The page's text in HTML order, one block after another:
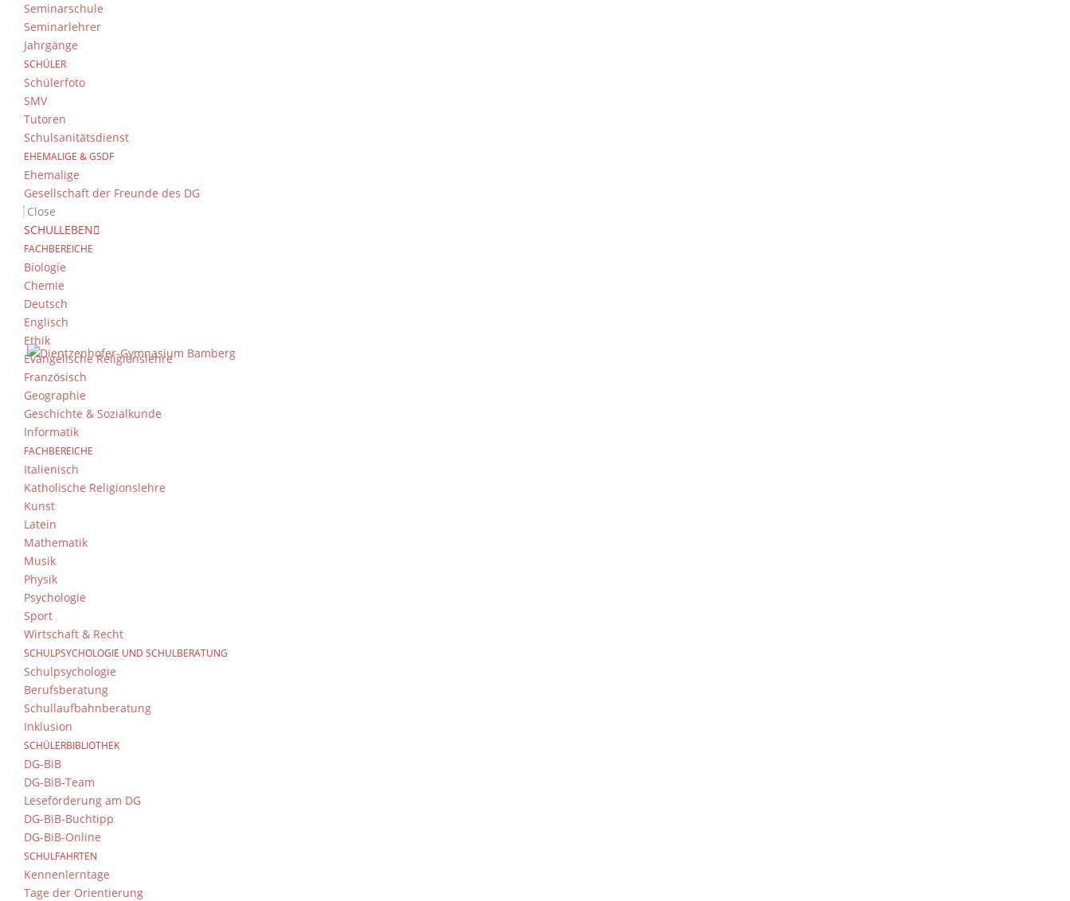
Seminarschule
Seminarlehrer
Jahrgänge
SCHÜLER
Schülerfoto
SMV
Tutoren
Schulsanitätsdienst
EHEMALIGE & GSDF
Ehemalige
Gesellschaft der Freunde des DG
Close
SCHULLEBEN
FACHBEREICHE
Biologie
Chemie
Deutsch
Englisch
Ethik
Evangelische Religionslehre
Französisch
Geographie
Geschichte & Sozialkunde
Informatik
FACHBEREICHE
Italienisch
Katholische Religionslehre
Kunst
Latein
Mathematik
Musik
Physik
Psychologie
Sport
Wirtschaft & Recht
SCHULPSYCHOLOGIE UND SCHULBERATUNG
Schulpsychologie
Berufsberatung
Schullaufbahnberatung
Inklusion
SCHÜLERBIBLIOTHEK
DG-BiB
DG-BiB-Team
Leseförderung am DG
DG-BiB-Buchtipp
DG-BiB-Online
SCHULFAHRTEN
Kennenlerntage
Tage der Orientierung